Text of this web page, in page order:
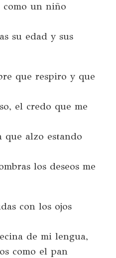
como un niño
su edad y sus
que respiro y que
el credo que me
que alzo estando
los deseos me
con los ojos
de mi lengua,
como el pan